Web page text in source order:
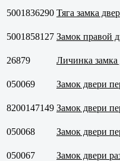
5001836290 Тяга замка
5001858127 Замок правой
26879
Личинка замка
050069
Замок двери
8200147149 Замок двери
050068
Замок двери
050067
Замок двери